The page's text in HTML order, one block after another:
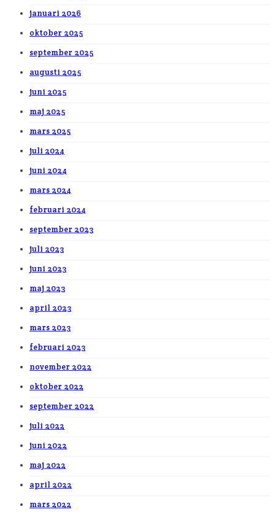
januari 2026
oktober 2025
september 2025
augusti 2025
juni 2025
maj 2025
mars 2025
juli 2024
juni 2024
mars 2024
februari 2024
september 2023
juli 2023
juni 2023
maj 2023
april 2023
mars 2023
februari 2023
november 2022
oktober 2022
september 2022
juli 2022
juni 2022
maj 2022
april 2022
mars 2022